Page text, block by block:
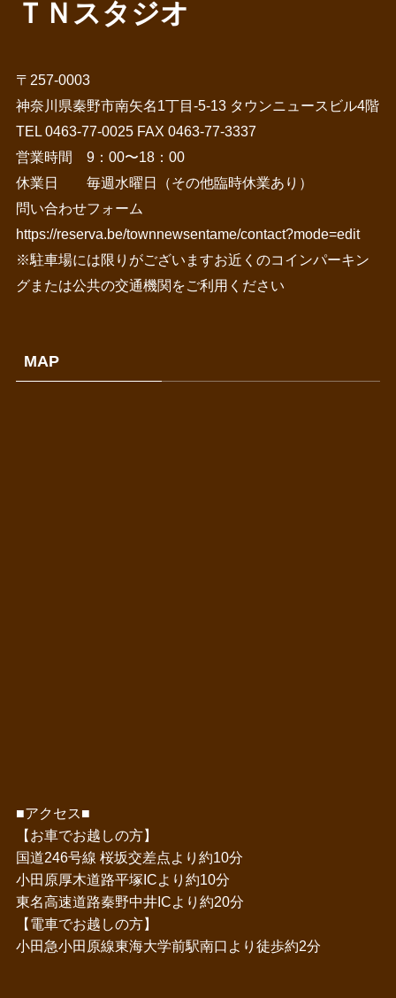
ＴＮスタジオ
〒257-0003
神奈川県秦野市南矢名1丁目-5-13 タウンニュースビル4階
TEL 0463-77-0025 FAX 0463-77-3337
営業時間 9：00〜18：00
休業日 毎週水曜日（その他臨時休業あり）
問い合わせフォーム
https://reserva.be/townnewsentame/contact?mode=edit
※駐車場には限りがございますお近くのコインパーキン
グまたは公共の交通機関をご利用ください
MAP
■アクセス■
【お車でお越しの方】
国道246号線 桜坂交差点より約10分
小田原厚木道路平塚ICより約10分
東名高速道路秦野中井ICより約20分
【電車でお越しの方】
小田急小田原線東海大学前駅南口より徒歩約2分